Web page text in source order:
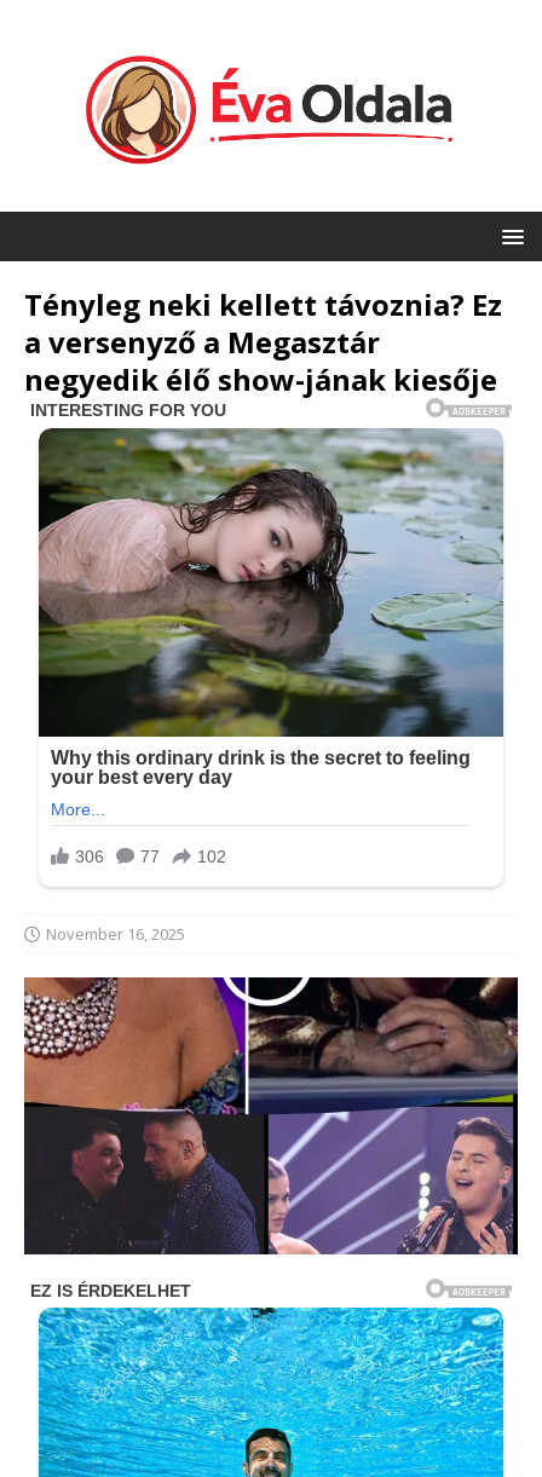
Tényleg neki kellett távoznia? Ez
a versenyző a Megasztár
negyedik élő show-jának kiesője
November 16, 2025